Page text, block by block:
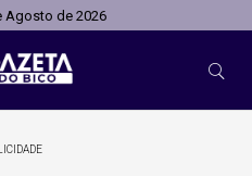
Agosto de 2026